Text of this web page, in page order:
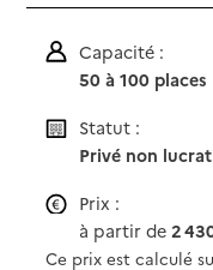
Capacité :
50 à 100 places
Statut :
Privé non
Prix :
à partir de2
Ce prix est calculé